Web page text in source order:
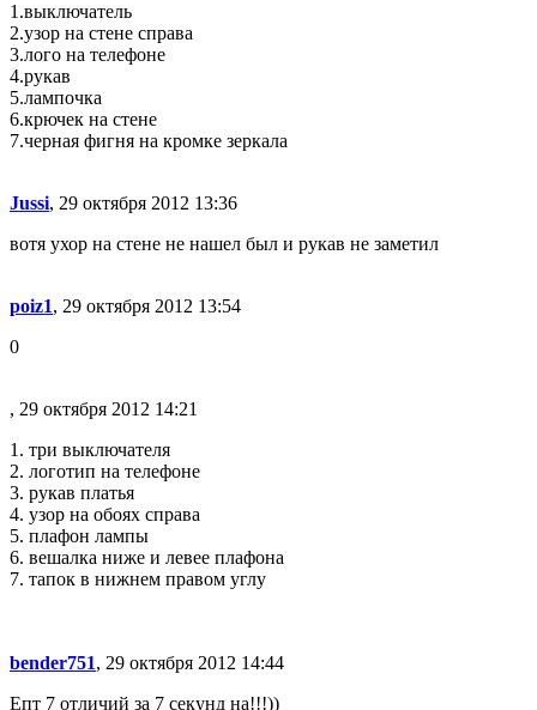
1.выключатель
2.узор на стене справа
3.лого на телефоне
4.рукав
5.лампочка
6.крючек на стене
7.черная фигня на кромке зеркала
Jussi, 29 октября 2012 13:36
вотя ухор на стене не нашел был и рукав не заметил
poiz1, 29 октября 2012 13:54
0
, 29 октября 2012 14:21
1. три выключателя
2. логотип на телефоне
3. рукав платья
4. узор на обоях справа
5. плафон лампы
6. вешалка ниже и левее плафона
7. тапок в нижнем правом углу
bender751, 29 октября 2012 14:44
Епт 7 отличий за 7 секунд на!!!))